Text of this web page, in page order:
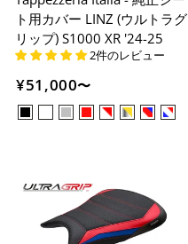
ト用カバー LINZ (ウルトラグ
リップ) S1000 XR '24-25
2件のレビュー
¥51,000〜